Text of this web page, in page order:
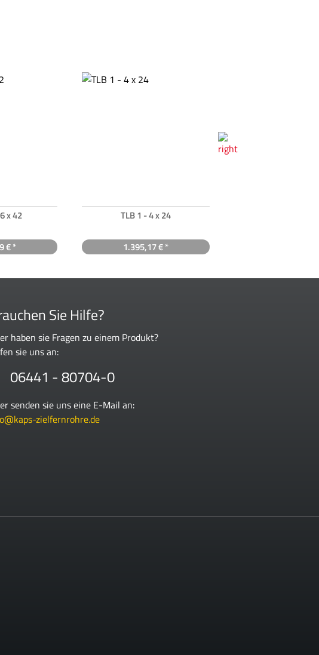
x 42
€ *
TLB 1 - 4 x 24
1.395,17 € *
Sie Hilfe?
haben sie Fragen zu einem Produkt?
sie uns an:
06441 - 80704-0
senden sie uns eine E-Mail an:
zielfernrohre.de